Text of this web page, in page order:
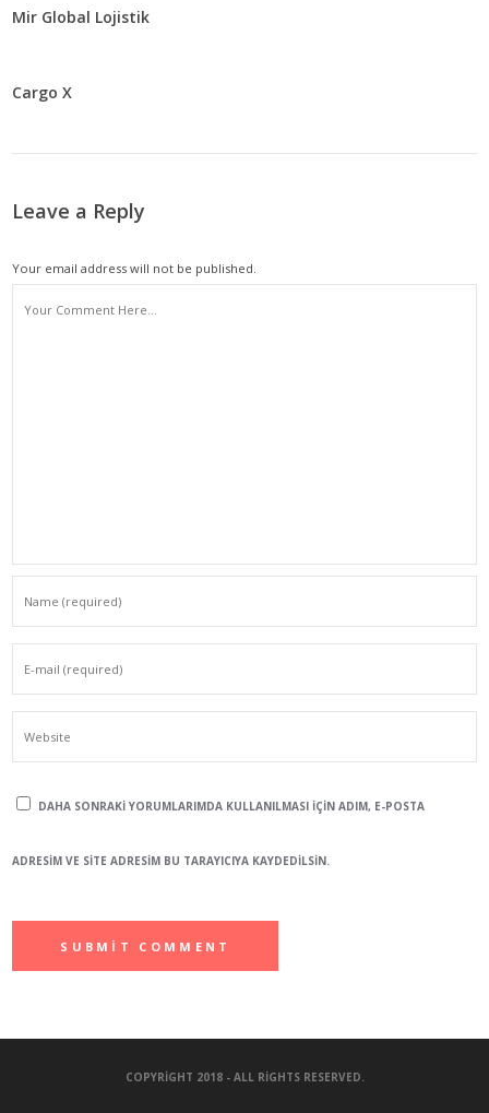
Mir Global Lojistik
Cargo X
Leave a Reply
Your email address will not be published.
DAHA SONRAKI YORUMLARIMDA KULLANILMASI IÇIN ADIM, E-POSTA
ADRESIM VE SITE ADRESIM BU TARAYICIYA KAYDEDILSIN.
COPYRIGHT 2018 - ALL RIGHTS RESERVED.